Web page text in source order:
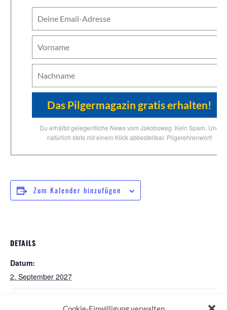
Du erhältst gelegentliche News vom Jakobsweg. Kein Spam. Und
natürlich stets mit einem Klick abbestellbar. Pilgerehrenwort!
Zum Kalender hinzufügen
DETAILS
Datum:
2. September 2027
Pilgerstammtisch in Nürnberg Pilgerstammtisch Volkach